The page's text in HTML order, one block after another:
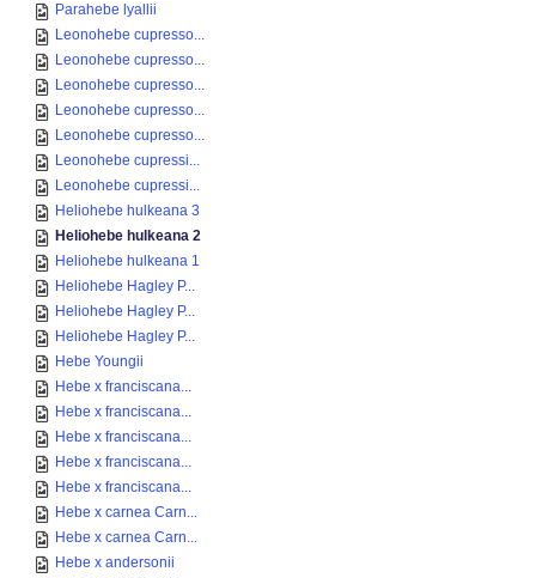
Parahebe lyallii
Leonohebe cupresso...
Leonohebe cupresso...
Leonohebe cupresso...
Leonohebe cupresso...
Leonohebe cupresso...
Leonohebe cupressi...
Leonohebe cupressi...
Heliohebe hulkeana 3
Heliohebe hulkeana 2
Heliohebe hulkeana 1
Heliohebe Hagley P...
Heliohebe Hagley P...
Heliohebe Hagley P...
Hebe Youngii
Hebe x franciscana...
Hebe x franciscana...
Hebe x franciscana...
Hebe x franciscana...
Hebe x franciscana...
Hebe x carnea Carn...
Hebe x carnea Carn...
Hebe x andersonii